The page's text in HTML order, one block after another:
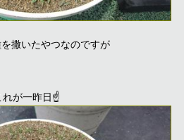
撒いたやつなのですが
れが一昨日☝